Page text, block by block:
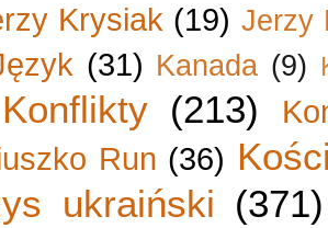
Krysiak (19) Jerzy
(31) Kanada (9)
Konflikty (213)
Run (36)
ukraiński (371)